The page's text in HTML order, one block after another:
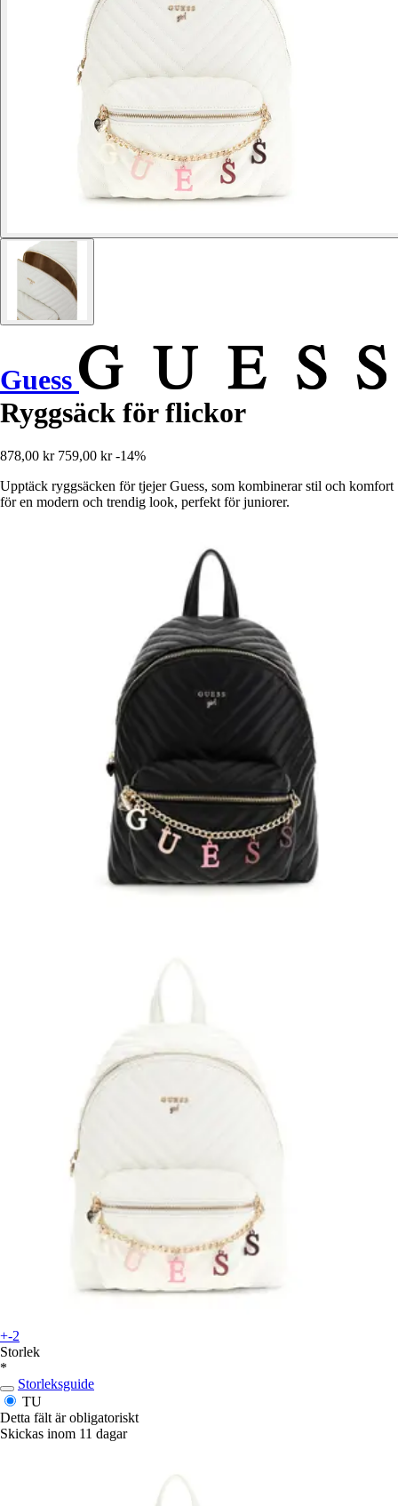
Guess
Ryggsäck för flickor
878,00 kr 759,00 kr -14%
Upptäck ryggsäcken för tjejer Guess, som kombinerar stil och komfort
för en modern och trendig look, perfekt för juniorer.
+-2
Storlek
*
Storleksguide
TU
Detta fält är obligatoriskt
Skickas inom 11 dagar